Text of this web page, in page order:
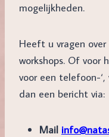
mogelijkheden.
Heeft u vragen
workshops. Of voor
voor een telefoon-
dan een bericht via:
Mail